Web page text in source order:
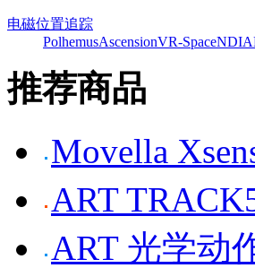
电磁位置追踪
PolhemusAscensionVR-SpaceNDI
推荐商品
Movella
ART
ART 光学动